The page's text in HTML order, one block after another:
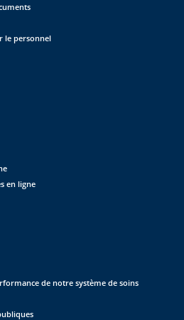
le personnel
en ligne
de notre système de soins